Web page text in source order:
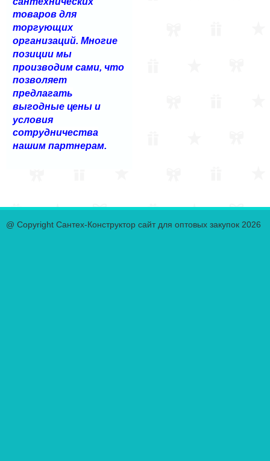
товаров для
торгующих
организаций. Многие
позиции мы
производим сами, что
позволяет
предлагать
выгодные цены и
условия
сотрудничества
нашим партнерам.
@ Copyright Сантех-Конструктор сайт для оптовых закупок 2026